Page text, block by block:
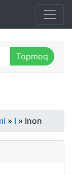
» I » Inon